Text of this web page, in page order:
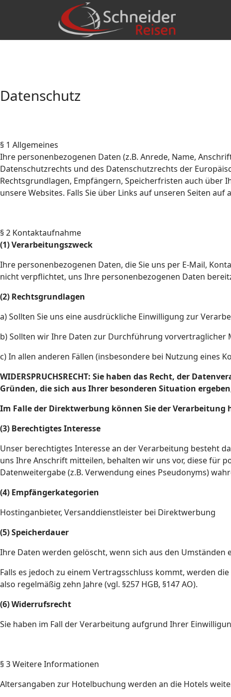
Datenschutz
§ 1 Allgemeines
Ihre personenbezogenen Daten (z.B. Anrede, Name,
Datenschutzrechts und des Datenschutzrechts der
Rechtsgrundlagen, Empfängern, Speicherfristen auch
unsere Websites. Falls Sie über Links auf unseren Seiten
§ 2 Kontaktaufnahme
(1) Verarbeitungszweck
Ihre personenbezogenen Daten, die Sie uns per E-Mail,
nicht verpflichtet, uns Ihre personenbezogenen Daten
(2) Rechtsgrundlagen
a) Sollten Sie uns eine ausdrückliche Einwilligung zur
b) Sollten wir Ihre Daten zur Durchführung vorvertraglicher
c) In allen anderen Fällen (insbesondere bei Nutzung eines
WIDERSPRUCHSRECHT: Sie haben das Recht, der
Gründen, die sich aus Ihrer besonderen Situation
Im Falle der Direktwerbung können Sie der
(3) Berechtigtes Interesse
Unser berechtigtes Interesse an der Verarbeitung besteht
uns Ihre Anschrift mitteilen, behalten wir uns vor, diese für
Datenweitergabe (z.B. Verwendung eines Pseudonyms)
(4) Empfängerkategorien
Hostinganbieter, Versanddienstleister bei Direktwerbung
(5) Speicherdauer
Ihre Daten werden gelöscht, wenn sich aus den
Falls es jedoch zu einem Vertragsschluss kommt, werden
also regelmäßig zehn Jahre (vgl. §257 HGB, §147 AO).
(6) Widerrufsrecht
Sie haben im Fall der Verarbeitung aufgrund Ihrer
§ 3 Weitere Informationen
Altersangaben zur Hotelbuchung werden an die Hotels